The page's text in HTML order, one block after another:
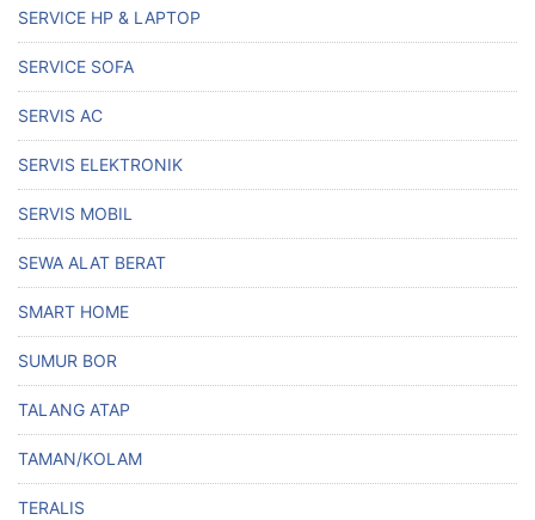
SERVICE HP & LAPTOP
SERVICE SOFA
SERVIS AC
SERVIS ELEKTRONIK
SERVIS MOBIL
SEWA ALAT BERAT
SMART HOME
SUMUR BOR
TALANG ATAP
TAMAN/KOLAM
TERALIS